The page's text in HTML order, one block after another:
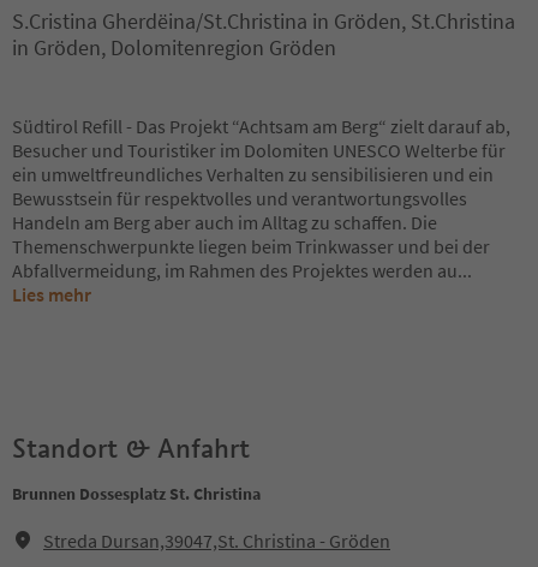
S.Cristina Gherdëina/St.Christina in Gröden, St.Christina
in Gröden, Dolomitenregion Gröden
Südtirol Refill - Das Projekt “Achtsam am Berg“ zielt darauf ab,
Besucher und Touristiker im Dolomiten UNESCO Welterbe für
ein umweltfreundliches Verhalten zu sensibilisieren und ein
Bewusstsein für respektvolles und verantwortungsvolles
Handeln am Berg aber auch im Alltag zu schaffen. Die
Themenschwerpunkte liegen beim Trinkwasser und bei der
Abfallvermeidung, im Rahmen des Projektes werden au...
Lies mehr
Standort & Anfahrt
Brunnen Dossesplatz St. Christina
Streda Dursan,39047,St. Christina - Gröden